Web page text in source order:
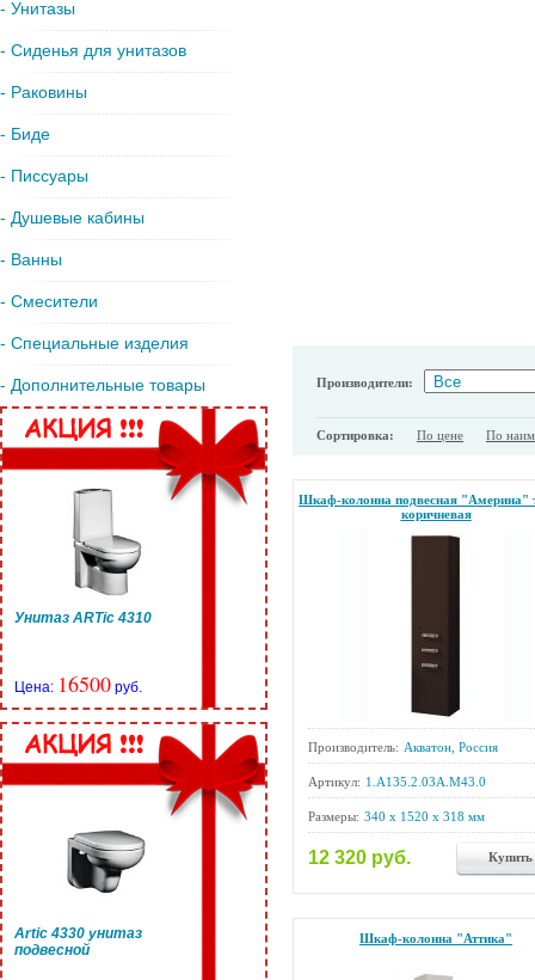
- Унитазы
- Сиденья для унитазов
- Раковины
- Биде
- Писсуары
- Душевые кабины
- Ванны
- Смесители
- Специальные изделия
- Дополнительные товары
Унитаз ARTic 4310
Цена: 16500 руб.
Artic 4330 унитаз
подвесной
Производители:
Сортировка: По цене По
Шкаф-колонна подвесная "Америна"
коричневая
Производитель: Акватон, Россия
Артикул: 1.A135.2.03A.M43.0
Размеры: 340 x 1520 x 318 мм
12 320 руб. Купить
Шкаф-колонна "Аттика"